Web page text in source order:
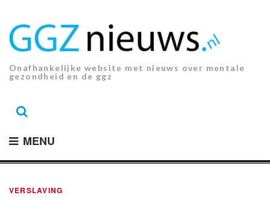
inhoud.
Onafhankelijke website met nieuws over mentale
gezondheid en de ggz
MENU
VERSLAVING